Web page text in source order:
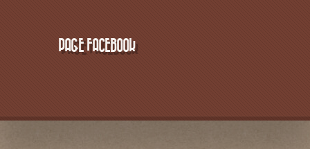
PAGE FACEBOOK